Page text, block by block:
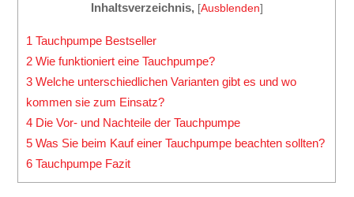
Inhaltsverzeichnis, [Ausblenden]
1 Tauchpumpe Bestseller
2 Wie funktioniert eine Tauchpumpe?
3 Welche unterschiedlichen Varianten gibt es und wo
kommen sie zum Einsatz?
4 Die Vor- und Nachteile der Tauchpumpe
5 Was Sie beim Kauf einer Tauchpumpe beachten sollten?
6 Tauchpumpe Fazit